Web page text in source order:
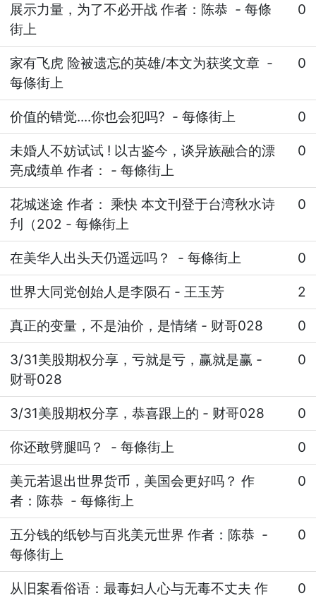
展示力量，为了不必开战 作者：陈恭 - 每條
街上
0
家有飞虎 险被遗忘的英雄/本文为获奖文章 -
每條街上
0
价值的错觉....你也会犯吗? - 每條街上 0
未婚人不妨试试 ! 以古鉴今，谈异族融合的漂
亮成绩单 作者：
- 每條街上
0
花城迷途 作者： 乘快 本文刊登于台湾秋水诗
刋（202 - 每條街上
0
在美华人出头天仍遥远吗？ - 每條街上 0
世界大同党创始人是李陨石 - 王玉芳 2
真正的变量，不是油价，是情绪 - 财哥028 0
3/31美股期权分享，亏就是亏，赢就是赢 -
财哥028
0
3/31美股期权分享，恭喜跟上的 - 财哥028 0
你还敢劈腿吗？ - 每條街上 0
美元若退出世界货币，美国会更好吗？ 作
者：陈恭 - 每條街上
0
五分钱的纸钞与百兆美元世界 作者：陈恭 -
每條街上
0
从旧案看俗语：最毒妇人心与无毒不丈夫 作 0